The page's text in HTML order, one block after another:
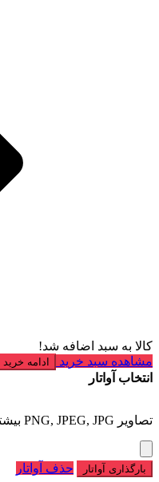
کالا به سبد اضافه شد!
مشاهده سبد خرید
ادامه خرید
انتخاب آواتار
تصاویر PNG, JPEG, JPG بیشترین حجم مجاز 3 مگابایت
بارگذاری آواتار حذف آواتار